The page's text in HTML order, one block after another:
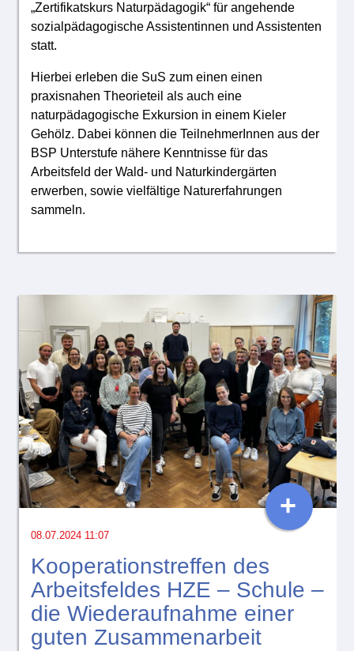
„Zertifikatskurs Naturpädagogik“ für angehende
sozialpädagogische Assistentinnen und Assistenten
statt.
Hierbei erleben die SuS zum einen einen
praxisnahen Theorieteil als auch eine
naturpädagogische Exkursion in einem Kieler
Gehölz. Dabei können die TeilnehmerInnen aus der
BSP Unterstufe nähere Kenntnisse für das
Arbeitsfeld der Wald- und Naturkindergärten
erwerben, sowie vielfältige Naturerfahrungen
sammeln.
08.07.2024 11:07
Kooperationstreffen des
Arbeitsfeldes HZE – Schule –
die Wiederaufnahme einer
guten Zusammenarbeit
+